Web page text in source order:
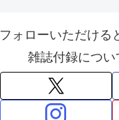
フォローいただける
雑誌付録につい